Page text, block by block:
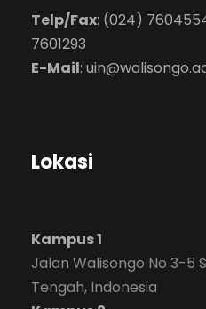
Telp/Fax: (024)
7601293
E-Mail:
Lokasi
Kampus 1
Jalan Walisongo No 3-5
Tengah, Indonesia